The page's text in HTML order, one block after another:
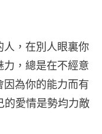
人，在別人眼裏你
，總是在不經意
因為你的能力而有
的愛情是勢均力敵